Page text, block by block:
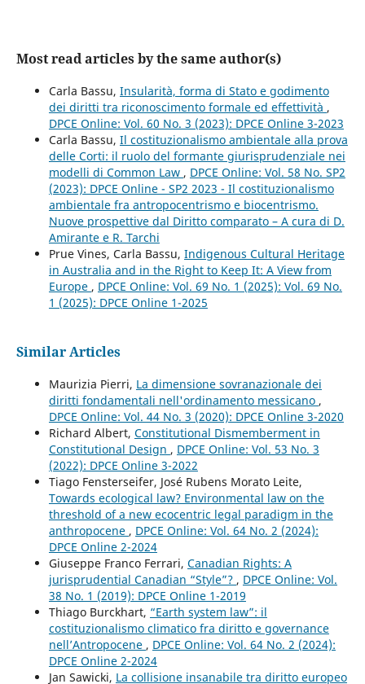
Most read articles by the same author(s)
Carla Bassu, Insularità, forma di Stato e godimento
dei diritti tra riconoscimento formale ed effettività ,
DPCE Online: Vol. 60 No. 3 (2023): DPCE Online 3-2023
Carla Bassu, Il costituzionalismo ambientale alla prova
delle Corti: il ruolo del formante giurisprudenziale nei
modelli di Common Law , DPCE Online: Vol. 58 No. SP2
(2023): DPCE Online - SP2 2023 - Il costituzionalismo
ambientale fra antropocentrismo e biocentrismo.
Nuove prospettive dal Diritto comparato – A cura di D.
Amirante e R. Tarchi
Prue Vines, Carla Bassu, Indigenous Cultural Heritage
in Australia and in the Right to Keep It: A View from
Europe , DPCE Online: Vol. 69 No. 1 (2025): Vol. 69 No.
1 (2025): DPCE Online 1-2025
Similar Articles
Maurizia Pierri, La dimensione sovranazionale dei
diritti fondamentali nell'ordinamento messicano ,
DPCE Online: Vol. 44 No. 3 (2020): DPCE Online 3-2020
Richard Albert, Constitutional Dismemberment in
Constitutional Design , DPCE Online: Vol. 53 No. 3
(2022): DPCE Online 3-2022
Tiago Fensterseifer, José Rubens Morato Leite,
Towards ecological law? Environmental law on the
threshold of a new ecocentric legal paradigm in the
anthropocene , DPCE Online: Vol. 64 No. 2 (2024):
DPCE Online 2-2024
Giuseppe Franco Ferrari, Canadian Rights: A
jurisprudential Canadian “Style”? , DPCE Online: Vol.
38 No. 1 (2019): DPCE Online 1-2019
Thiago Burckhart, “Earth system law”: il
costituzionalismo climatico fra diritto e governance
nell’Antropocene , DPCE Online: Vol. 64 No. 2 (2024):
DPCE Online 2-2024
Jan Sawicki, La collisione insanabile tra diritto europeo